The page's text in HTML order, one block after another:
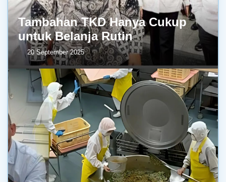
Tambahan TKD Hanya Cukup
untuk Belanja Rutin
20 September 2025